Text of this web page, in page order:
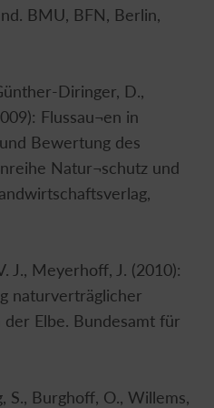
BMU, BFN, Berlin,
Diringer, D.,
Flussau¬en in
Bewertung des
Natur¬schutz und
J., Meyerhoff, J. (2010):
naturverträglicher
Elbe. Bundesamt für
S., Burghoff, O., Willems,